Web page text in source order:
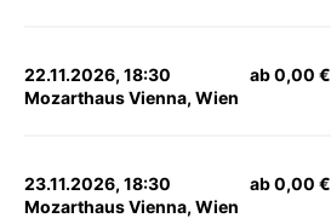
22.11.2026, 18:30
Mozarthaus Vienna, Wien
ab 0,00 €
23.11.2026, 18:30
Mozarthaus Vienna, Wien
ab 0,00 €